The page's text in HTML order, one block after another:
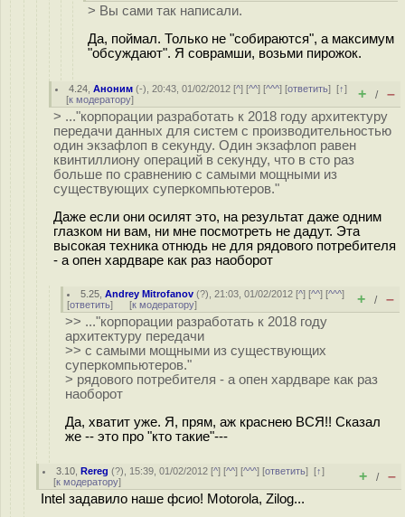
> Вы сами так написали.
Да, поймал. Только не "собираются", а максимум
"обсуждают". Я соврамши, возьми пирожок.
4.24 ,Аноним (-), 20:43, 01/02/2012 [^] [^^] [^^^] [ответить][↑]
[к модератору] + / –
> ..."корпорации разработать к 2018 году архитектуру
передачи данных для систем с производительностью
один экзафлоп в секунду. Один экзафлоп равен
квинтиллиону операций в секунду, что в сто раз
больше по сравнению с самыми мощными из
существующих суперкомпьютеров."
Даже если они осилят это, на результат даже одним
глазком ни вам, ни мне посмотреть не дадут. Эта
высокая техника отнюдь не для рядового потребителя
- а опен хардваре как раз наоборот
5.25 ,Andrey Mitrofanov (?), 21:03, 01/02/2012 [^] [^^] [^^^]
[ответить] [к модератору] + / –
>> ..."корпорации разработать к 2018 году
архитектуру передачи
>> с самыми мощными из существующих
суперкомпьютеров."
> рядового потребителя - а опен хардваре как раз
наоборот
Да, хватит уже. Я, прям, аж краснею ВСЯ!! Сказал
же -- это про "кто такие"---
3.10 ,Rereg (?), 15:39, 01/02/2012 [^] [^^] [^^^] [ответить][↑]
[к модератору] + / –
Intel задавило наше фсио! Motorola, Zilog...